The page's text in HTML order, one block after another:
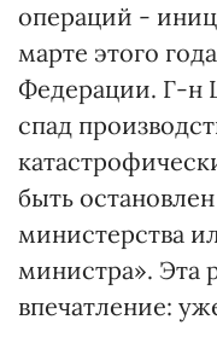
операций -
марте этого
Федерации. Г-н
спад
быть
министерства
министра». Эта
впечатление: